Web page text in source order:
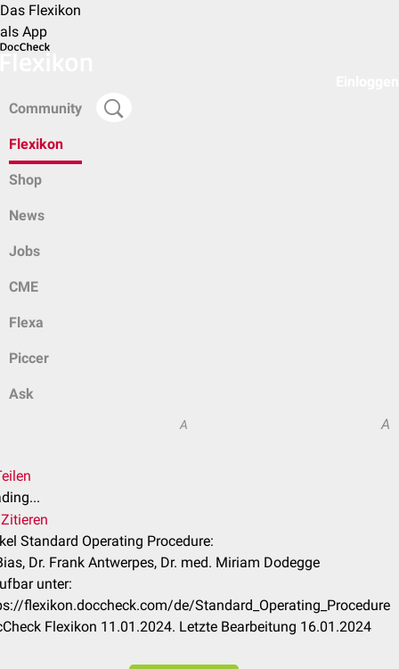
Das Flexikon
als App
Community
Flexikon
Shop
News
Jobs
CME
Flexa
Piccer
Ask
A A
Standard Operating Procedure:
Dr. Frank Antwerpes, Dr. med. Miriam Dodegge
unter:
flexikon.doccheck.com/de/Standard_Operating_Procedure
Flexikon 11.01.2024. Letzte Bearbeitung 16.01.2024